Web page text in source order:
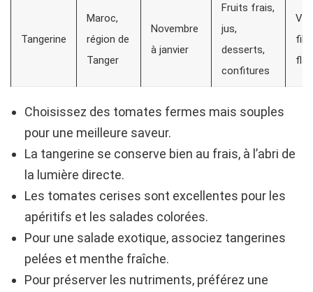
Tangerine
Maroc,
région de
Tanger
Novembre
à janvier
Fruits frais,
jus,
desserts,
confitures
Choisissez des tomates fermes mais souples
pour une meilleure saveur.
La tangerine se conserve bien au frais, à l’abri de
la lumière directe.
Les tomates cerises sont excellentes pour les
apéritifs et les salades colorées.
Pour une salade exotique, associez tangerines
pelées et menthe fraîche.
Pour préserver les nutriments, préférez une